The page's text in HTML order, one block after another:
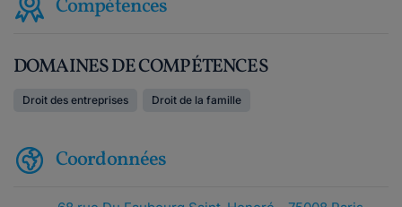
Compétences
DOMAINES DE COMPÉTENCES
Droit des entreprises Droit de la famille
Coordonnées